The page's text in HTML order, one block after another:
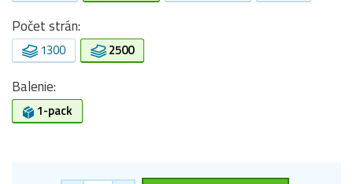
Počet strán:
1300 2500
Balenie:
1-pack